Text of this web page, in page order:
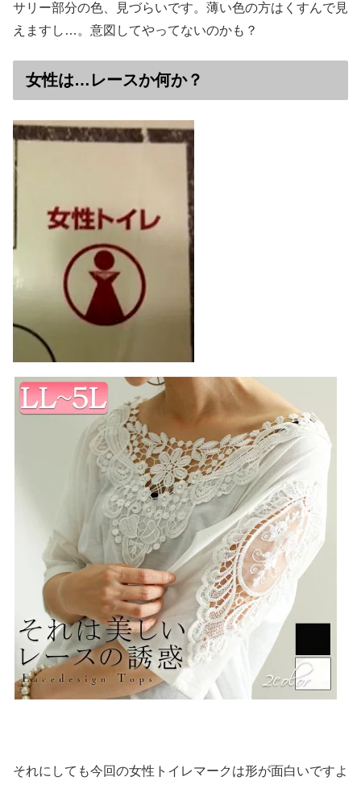
サリー部分の色、見づらいです。薄い色の方はくすんで見
えますし…。意図してやってないのかも？
女性は…レースか何か？
それにしても今回の女性トイレマークは形が面白いですよ